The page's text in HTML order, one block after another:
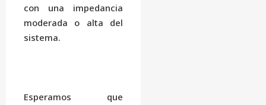
con una impedancia
moderada o alta del
sistema.
Esperamos que